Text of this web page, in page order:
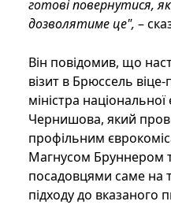
готові повернутися,
дозволятиме це", –
Він повідомив, що
візит в Брюссель віце-
міністра національної
Чернишова, який
профільним
Магнусом Бруннером
посадовцями саме на
підходу до вказаного